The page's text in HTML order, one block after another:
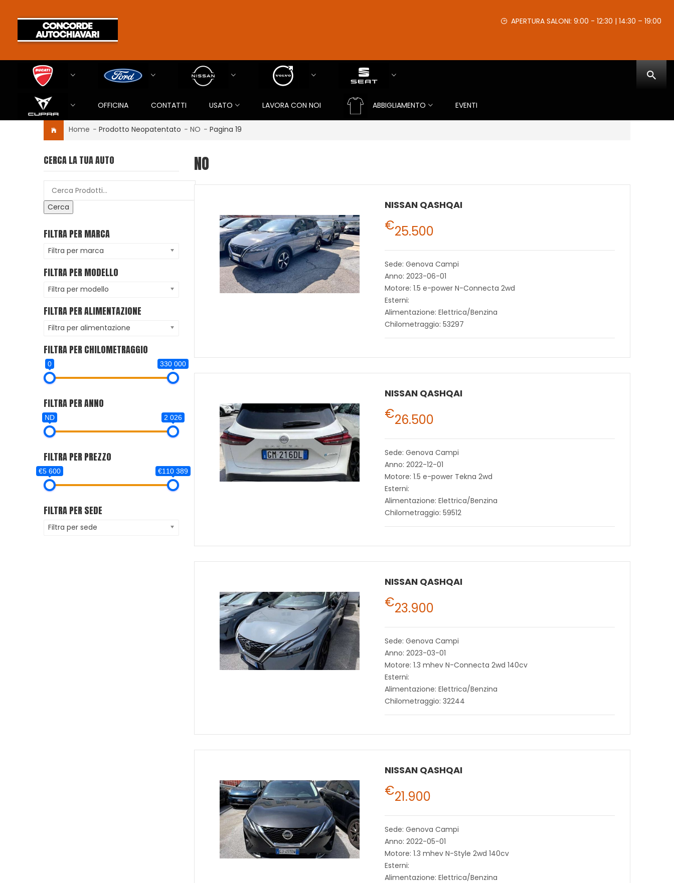
APERTURA SALONI: 9:00 - 12:30 | 14:30 – 19:00
OFFICINA CONTATTI USATO LAVORA CON NOI ABBIGLIAMENTO EVENTI
Home - Prodotto Neopatentato - NO - Pagina 19
CERCA LA TUA AUTO
Cerca
FILTRA PER MARCA
Filtra per marca
FILTRA PER MODELLO
Filtra per modello
FILTRA PER ALIMENTAZIONE
Filtra per alimentazione
FILTRA PER CHILOMETRAGGIO
0 330 000
FILTRA PER ANNO
ND 2 026
FILTRA PER PREZZO
€5 600 €110 389
FILTRA PER SEDE
Filtra per sede
NO
NISSAN QASHQAI
€25.500
Sede: Genova Campi
Anno: 2023-06-01
Motore: 1.5 e-power N-Connecta 2wd
Esterni:
Alimentazione: Elettrica/Benzina
Chilometraggio: 53297
NISSAN QASHQAI
€26.500
Sede: Genova Campi
Anno: 2022-12-01
Motore: 1.5 e-power Tekna 2wd
Esterni:
Alimentazione: Elettrica/Benzina
Chilometraggio: 59512
NISSAN QASHQAI
€23.900
Sede: Genova Campi
Anno: 2023-03-01
Motore: 1.3 mhev N-Connecta 2wd 140cv
Esterni:
Alimentazione: Elettrica/Benzina
Chilometraggio: 32244
NISSAN QASHQAI
€21.900
Sede: Genova Campi
Anno: 2022-05-01
Motore: 1.3 mhev N-Style 2wd 140cv
Esterni:
Alimentazione: Elettrica/Benzina